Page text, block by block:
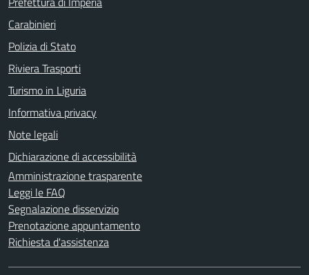
Carabinieri
Polizia di Stato
Riviera Trasporti
Turismo in Liguria
Informativa privacy
Note legali
Dichiarazione di accessibilità
Amministrazione trasparente
Leggi le FAQ
Segnalazione disservizio
Prenotazione appuntamento
Richiesta d'assistenza